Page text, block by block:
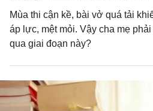
Mùa thi cận kề, bài vở quá tải
áp lực, mệt mỏi. Vậy cha mẹ
qua giai đoạn này?